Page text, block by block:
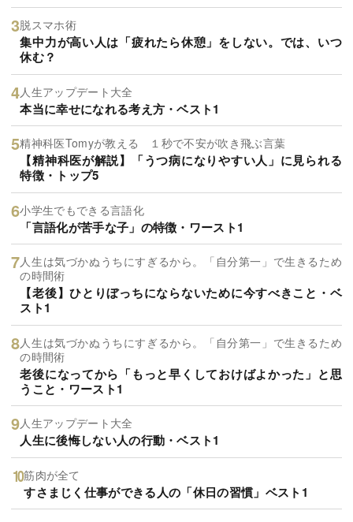
脱スマホ術
集中力が高い人は「疲れたら休憩」をしない。では、いつ
休む？
人生アップデート大全
本当に幸せになれる考え方・ベスト1
精神科医Tomyが教える １秒で不安が吹き飛ぶ言葉
【精神科医が解説】「うつ病になりやすい人」に見られる
特徴・トップ5
小学生でもできる言語化
「言語化が苦手な子」の特徴・ワースト1
人生は気づかぬうちにすぎるから。「自分第一」で生きるため
の時間術
【老後】ひとりぼっちにならないために今すべきこと・ベ
スト1
人生は気づかぬうちにすぎるから。「自分第一」で生きるため
の時間術
老後になってから「もっと早くしておけばよかった」と思
うこと・ワースト1
人生アップデート大全
人生に後悔しない人の行動・ベスト1
筋肉が全て
すさまじく仕事ができる人の「休日の習慣」ベスト1